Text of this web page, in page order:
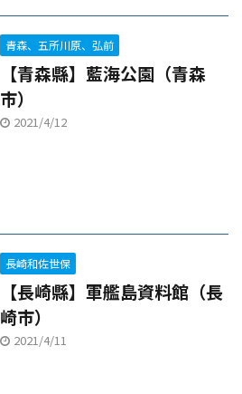
青森、五所川原、弘前
【青森縣】藍海公園（青森
市）
2021/4/12
長崎和佐世保
【長崎縣】軍艦島資料館（長
崎市）
2021/4/11